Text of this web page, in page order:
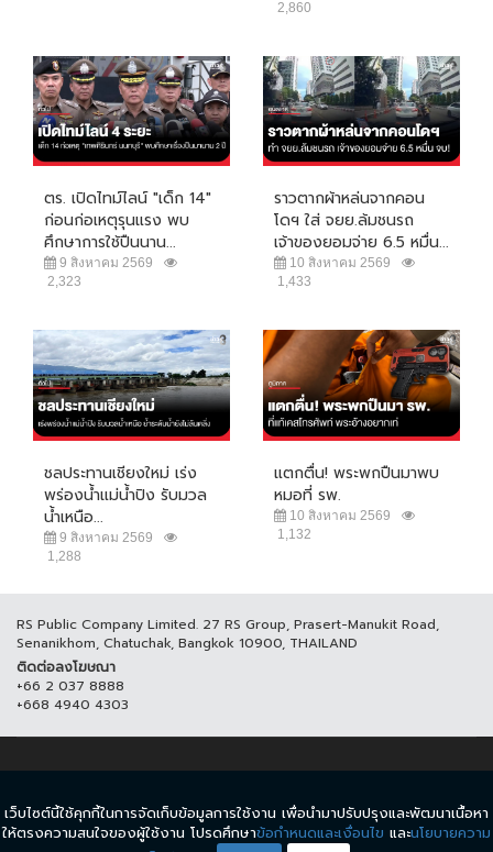
2,860
ตร. เปิดไทม์ไลน์ "เด็ก 14"
ก่อนก่อเหตุรุนแรง พบ
ศึกษาการใช้ปืนนาน...
9 สิงหาคม 2569
2,323
ราวตากผ้าหล่นจากคอน
โดฯ ใส่ จยย.ล้มชนรถ
เจ้าของยอมจ่าย 6.5 หมื่น...
10 สิงหาคม 2569
1,433
ชลประทานเชียงใหม่ เร่ง
พร่องน้ำแม่น้ำปิง รับมวล
น้ำเหนือ...
9 สิงหาคม 2569
1,288
แตกตื่น! พระพกปืนมาพบ
หมอที่ รพ.
10 สิงหาคม 2569
1,132
RS Public Company Limited. 27 RS Group, Prasert-Manukit Road,
Senanikhom, Chatuchak, Bangkok 10900, THAILAND
ติดต่อลงโฆษณา
+66 2 037 8888
+668 4940 4303
© COPYRIGHT 2017 THAICH8.COM, ALL RIGHT RESERVED.
ข้อกำหนดและเงื่อนไข นโยบายความเป็นส่วนตัว
เว็บไซต์นี้ใช้คุกกี้ในการจัดเก็บข้อมูลการใช้งาน เพื่อนำมาปรับปรุงและพัฒนาเนื้อหา
ให้ตรงความสนใจของผู้ใช้งาน โปรดศึกษาข้อกำหนดและเงื่อนไข และนโยบายความ